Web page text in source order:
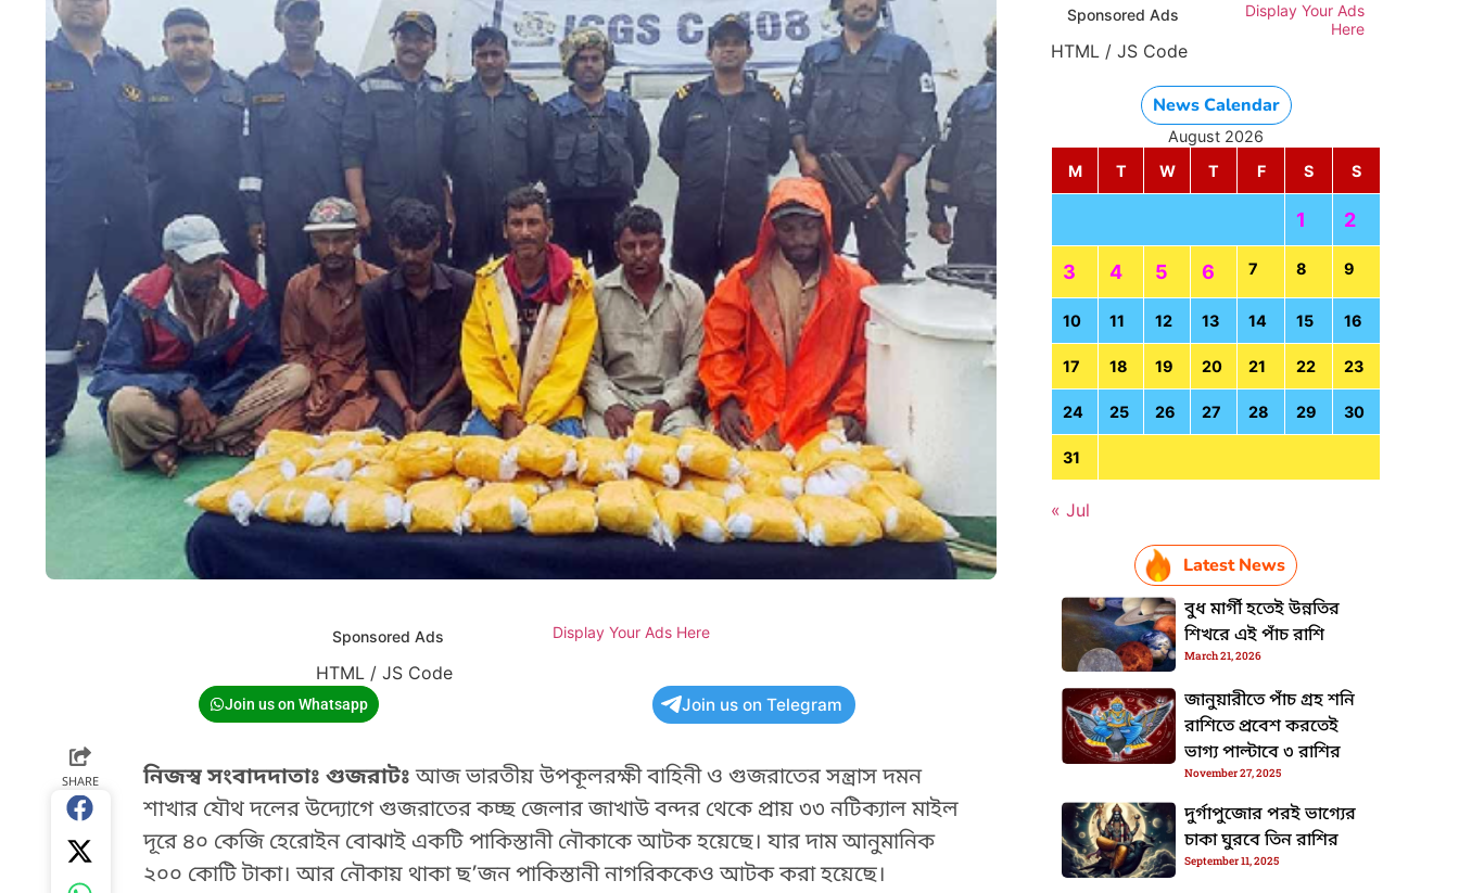
Sponsored Ads Display Your Ads Here
HTML / JS Code HTML / JS Code
Join us on Whatsapp Join us on Telegram
SHARE নিজস্ব সংবাদদাতাঃ গুজরাটঃআজ ভারতীয় উপকূলরক্ষী বাহিনী ও গুজরাতের সন্ত্রাস দমন
শাখার যৌথ দলের উদ্যোগে গুজরাতের কচ্ছ জেলার জাখাউ বন্দর থেকে প্রায় ৩৩ নটিক্যাল মাইল
দূরে ৪০ কেজি হেরোইন বোঝাই একটি পাকিস্তানী নৌকাকে আটক হয়েছে। যার দাম আনুমানিক
২০০ কোটি টাকা। আর নৌকায় থাকা ছ’জন পাকিস্তানী নাগরিককেও আটক করা হয়েছে।
Sponsored Ads
Display Your Ads
Here
HTML / JS Code HTML / JS Code
News Calendar
August 2026
M
T W T F S S
1 2
3 4 5 6 7 8 9
10 11 12 13 14 15 16
17 18 19 20 21 22 23
24 25 26 27 28 29 30
31
« Jul
Latest News
বুধ মার্গী হতেই উন্নতির
শিখরে এই পাঁচ রাশি
March 21, 2026
জানুয়ারীতে পাঁচ গ্রহ শনি
রাশিতে প্রবেশ করতেই
ভাগ্য পাল্টাবে ৩ রাশির
November 27, 2025
দুর্গাপুজোর পরই ভাগ্যের
চাকা ঘুরবে তিন রাশির
September 11, 2025